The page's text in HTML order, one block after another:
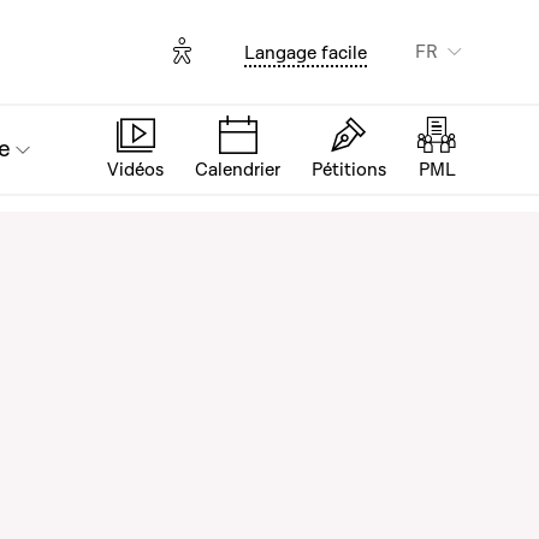
Options d'accessibilité
Langage facile FR
Vidéos Calendrier Pétitions PML